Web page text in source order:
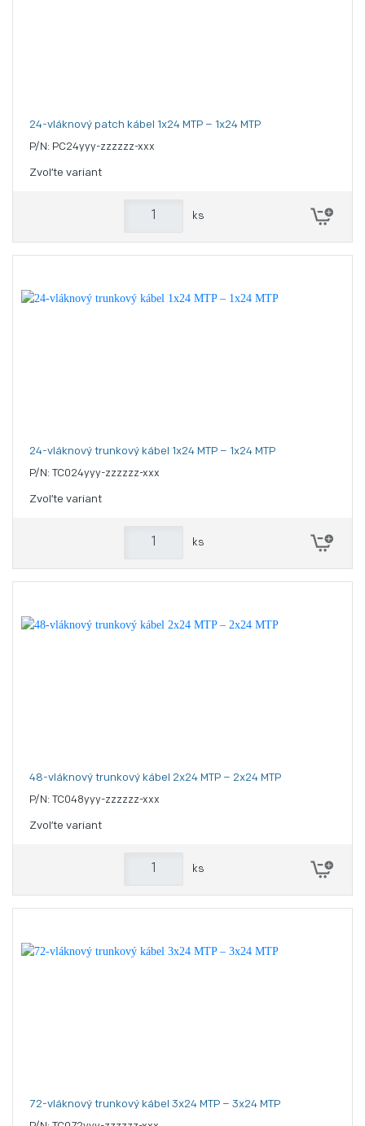
24-vláknový patch kábel 1x24 MTP – 1x24 MTP
P/N: PC24yyy-zzzzzz-xxx
Zvoľte variant
ks
24-vláknový trunkový kábel 1x24 MTP – 1x24 MTP
P/N: TC024yyy-zzzzzz-xxx
Zvoľte variant
ks
48-vláknový trunkový kábel 2x24 MTP – 2x24 MTP
P/N: TC048yyy-zzzzzz-xxx
Zvoľte variant
ks
72-vláknový trunkový kábel 3x24 MTP – 3x24 MTP